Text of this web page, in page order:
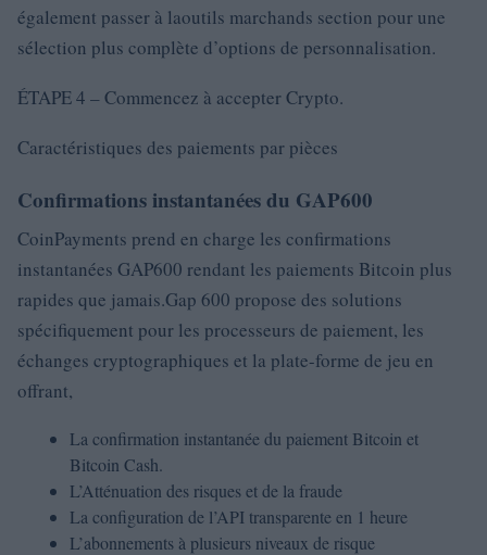
également passer à laoutils marchands section pour une
sélection plus complète d’options de personnalisation.
ÉTAPE 4 – Commencez à accepter Crypto.
Caractéristiques des paiements par pièces
Confirmations instantanées du GAP600
CoinPayments prend en charge les confirmations
instantanées GAP600 rendant les paiements Bitcoin plus
rapides que jamais.Gap 600 propose des solutions
spécifiquement pour les processeurs de paiement, les
échanges cryptographiques et la plate-forme de jeu en
offrant,
La confirmation instantanée du paiement Bitcoin et
Bitcoin Cash.
L’Atténuation des risques et de la fraude
La configuration de l’API transparente en 1 heure
L’abonnements à plusieurs niveaux de risque